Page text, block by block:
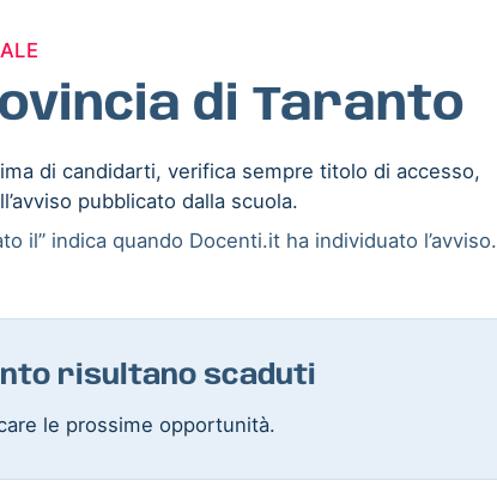
di Taranto
di candidarti, verifica sempre titolo di accesso,
pubblicato dalla scuola.
il” indica quando Docenti.it ha individuato l’avviso.
risultano scaduti
le prossime opportunità.